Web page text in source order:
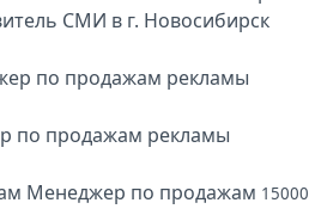
СМИ в г. Новосибирск
по продажам рекламы
Менеджер по продажам 15000